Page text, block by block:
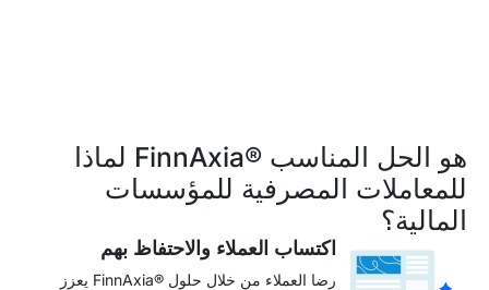
لماذا FinnAxia® هو الحل المناسب
للمعاملات المصرفية للمؤسسات
المالية؟
اكتساب العملاء والاحتفاظ بهم
يعزز FinnAxia® رضا العملاء من خلال حلول